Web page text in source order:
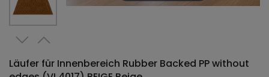
Läufer für Innenbereich Rubber Backed PP without